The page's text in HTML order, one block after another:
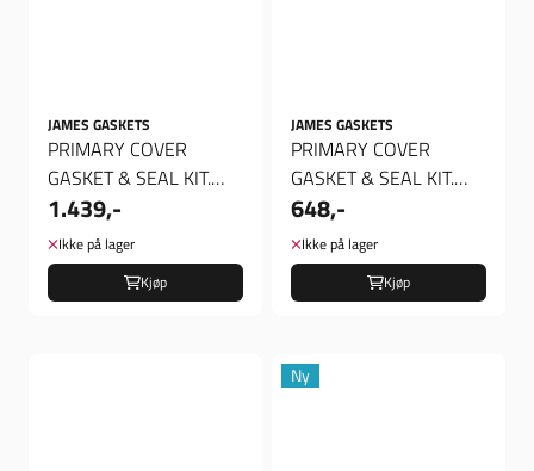
JAMES GASKETS
PRIMARY COVER
GASKET & SEAL KIT.
INNER/OUTER
1.439,-
Ikke på lager
Kjøp
JAMES GASKETS
PRIMARY COVER
GASKET & SEAL KIT.
INNER/OUTER
648,-
Ikke på lager
Kjøp
Ny